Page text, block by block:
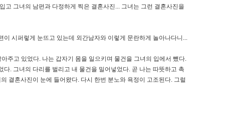
그녀의 남편과 다정하게 찍은 결혼사진... 그녀는 그런 결혼사진을
시퍼렇게 눈뜨고 있는데 외간남자와 이렇게 문란하게 놀아나다니...
주고 있었다. 나는 갑자기 몸을 일으키며 물건을 그녀의 입에서 뺐다.
. 그녀의 다리를 벌리고 내 물건을 밀어넣었다. 곧 나는 따뜻하고 촉
결혼사진이 눈에 들어왔다. 다시 한번 분노와 욕정이 고조된다. 그럴